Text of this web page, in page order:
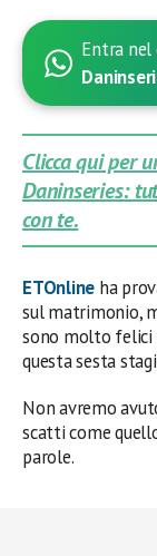
Entra nel
Clicca qui per
Daninseries:
con te.
ETOnline ha
sul matrimonio,
sono molto felici
questa sesta
Non avremo
scatti come
parole.